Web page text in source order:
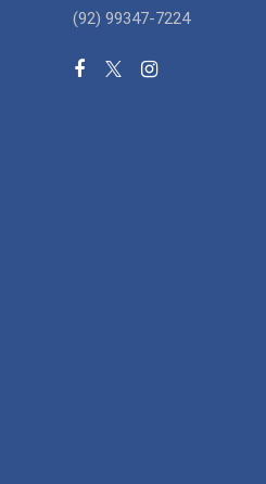
(92) 99347-7224